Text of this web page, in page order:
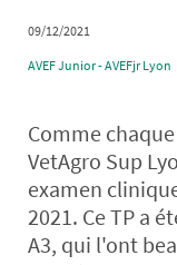
09/12/2021
AVEF Junior - AVEFjr Lyon
Comme
VetAgro Sup
examen
2021. Ce TP a
A3, qui l'ont